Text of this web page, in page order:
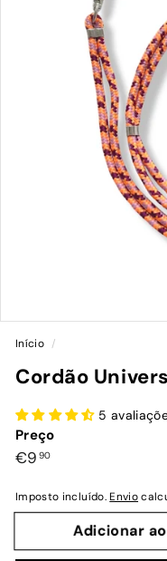
Início /
Cordão
5
Preço
Preço
€9 90€9,90
Imposto incluído.Envio
Adicionar